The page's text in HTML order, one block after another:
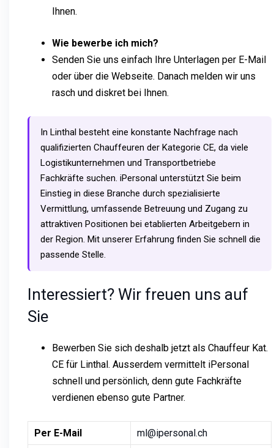
Ihnen.
Wie bewerbe ich mich?
Senden Sie uns einfach Ihre Unterlagen per E-Mail
oder über die Webseite. Danach melden wir uns
rasch und diskret bei Ihnen.
In Linthal besteht eine konstante Nachfrage nach
qualifizierten Chauffeuren der Kategorie CE, da viele
Logistikunternehmen und Transportbetriebe
Fachkräfte suchen. iPersonal unterstützt Sie beim
Einstieg in diese Branche durch spezialisierte
Vermittlung, umfassende Betreuung und Zugang zu
attraktiven Positionen bei etablierten Arbeitgebern in
der Region. Mit unserer Erfahrung finden Sie schnell die
passende Stelle.
Interessiert? Wir freuen uns auf
Sie
Bewerben Sie sich deshalb jetzt als Chauffeur Kat.
CE für Linthal. Ausserdem vermittelt iPersonal
schnell und persönlich, denn gute Fachkräfte
verdienen ebenso gute Partner.
Per E-Mail ml@ipersonal.ch